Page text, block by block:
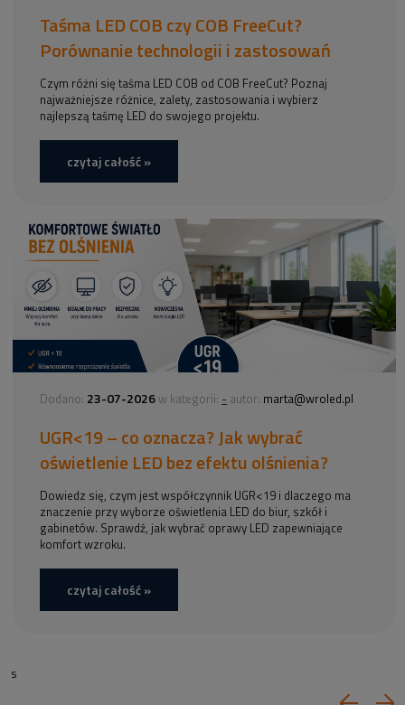
Taśma LED COB czy COB FreeCut?
Porównanie technologii i zastosowań
Czym różni się taśma LED COB od COB FreeCut? Poznaj
najważniejsze różnice, zalety, zastosowania i wybierz
najlepszą taśmę LED do swojego projektu.
czytaj całość »
Dodano: 23-07-2026 w kategorii: - autor: marta@wroled.pl
UGR<19 – co oznacza? Jak wybrać
oświetlenie LED bez efektu olśnienia?
Dowiedz się, czym jest współczynnik UGR<19 i dlaczego ma
znaczenie przy wyborze oświetlenia LED do biur, szkół i
gabinetów. Sprawdź, jak wybrać oprawy LED zapewniające
komfort wzroku.
czytaj całość »
s